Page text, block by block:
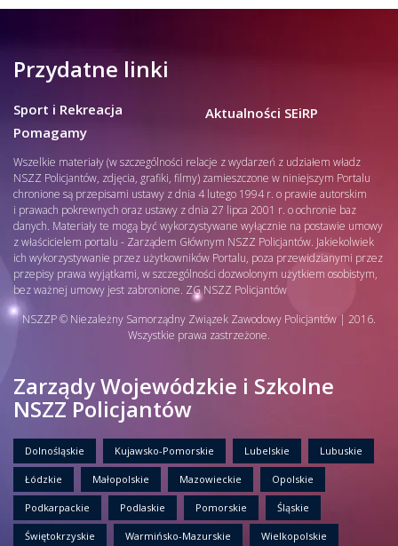
Przydatne linki
Sport i Rekreacja
Pomagamy
Aktualności SEiRP
Wszelkie materiały (w szczególności relacje z wydarzeń z udziałem władz
NSZZ Policjantów, zdjęcia, grafiki, filmy) zamieszczone w niniejszym Portalu
chronione są przepisami ustawy z dnia 4 lutego 1994 r. o prawie autorskim
i prawach pokrewnych oraz ustawy z dnia 27 lipca 2001 r. o ochronie baz
danych. Materiały te mogą być wykorzystywane wyłącznie na postawie umowy
z właścicielem portalu - Zarządem Głównym NSZZ Policjantów. Jakiekolwiek
ich wykorzystywanie przez użytkowników Portalu, poza przewidzianymi przez
przepisy prawa wyjątkami, w szczególności dozwolonym użytkiem osobistym,
bez ważnej umowy jest zabronione. ZG NSZZ Policjantów
NSZZP © Niezależny Samorządny Związek Zawodowy Policjantów | 2016.
Wszystkie prawa zastrzeżone.
Zarządy Wojewódzkie i Szkolne
NSZZ Policjantów
Dolnośląskie Kujawsko-Pomorskie Lubelskie Lubuskie
Łódzkie Małopolskie Mazowieckie Opolskie
Podkarpackie Podlaskie Pomorskie Śląskie
Świętokrzyskie Warmińsko-Mazurskie Wielkopolskie